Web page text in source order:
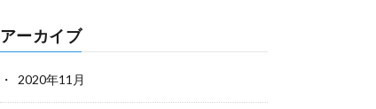
アーカイブ
2020年11月